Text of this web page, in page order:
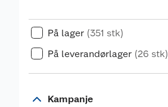
På lager (351 stk)
På leverandørlager (26 stk)
Kampanje